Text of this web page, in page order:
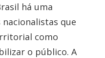
há uma
que
como
o público. A